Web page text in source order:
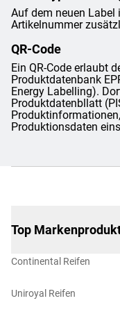
Auf dem neuen Label
Artikelnummer
QR-Code
Ein QR-Code erlaubt
Produktdatenbank
Energy Labelling).
Produktdatenbllatt
Produktionsdaten
Top
Continental Reifen
Uniroyal Reifen